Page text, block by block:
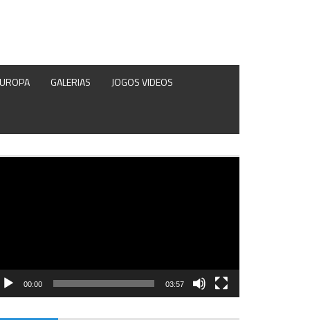
GALERIAS JOGOS VIDEOS
00:00 03:57